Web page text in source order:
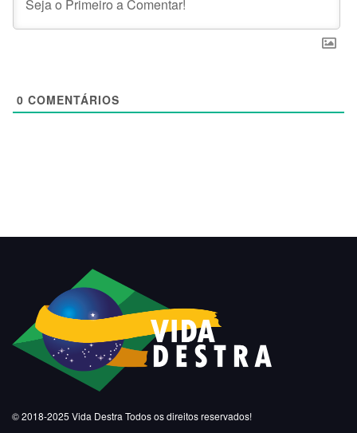
0 COMENTÁRIOS
© 2018-2025 Vida Destra Todos os direitos reservados!